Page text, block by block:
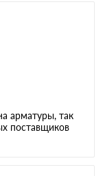
арматуры, так
поставщиков